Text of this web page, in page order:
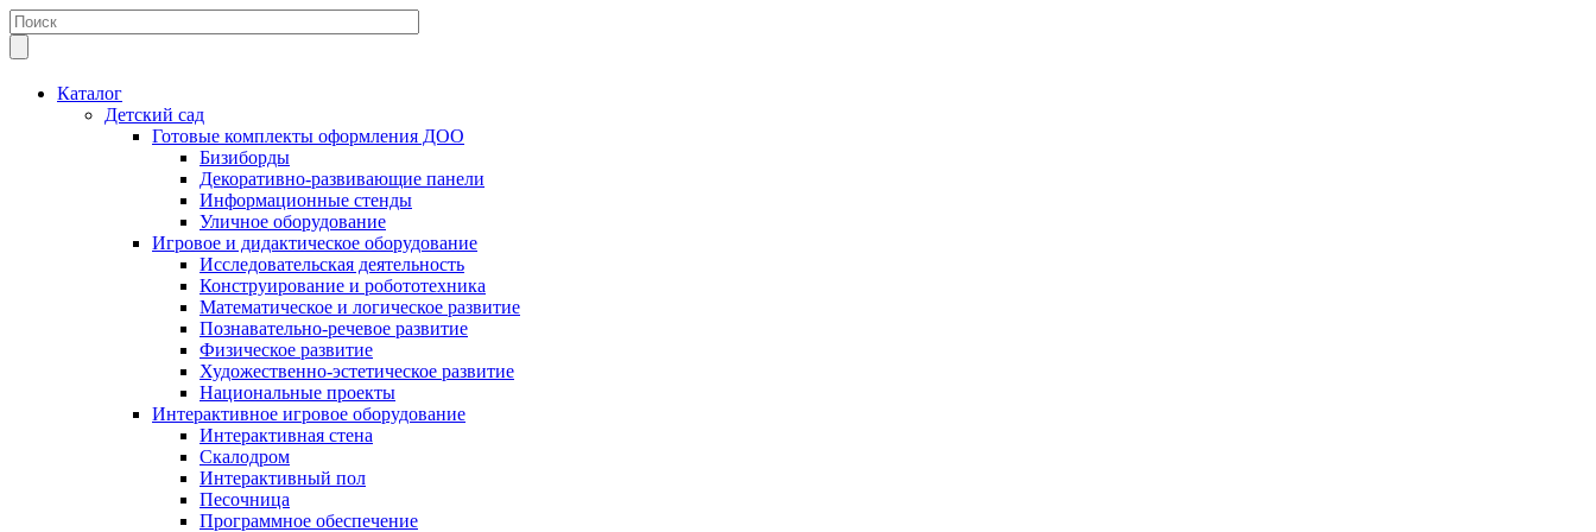
Каталог
Детский сад
Готовые комплекты оформления ДОО
Бизиборды
Декоративно-развивающие панели
Информационные стенды
Уличное оборудование
Игровое и дидактическое оборудование
Исследовательская деятельность
Конструирование и робототехника
Математическое и логическое развитие
Познавательно-речевое развитие
Физическое развитие
Художественно-эстетическое развитие
Национальные проекты
Интерактивное игровое оборудование
Интерактивная стена
Скалодром
Интерактивный пол
Песочница
Программное обеспечение